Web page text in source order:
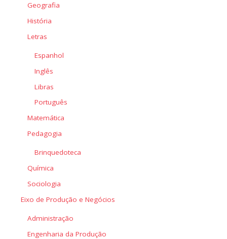
Geografia
História
Letras
Espanhol
Inglês
Libras
Português
Matemática
Pedagogia
Brinquedoteca
Química
Sociologia
Eixo de Produção e Negócios
Administração
Engenharia da Produção